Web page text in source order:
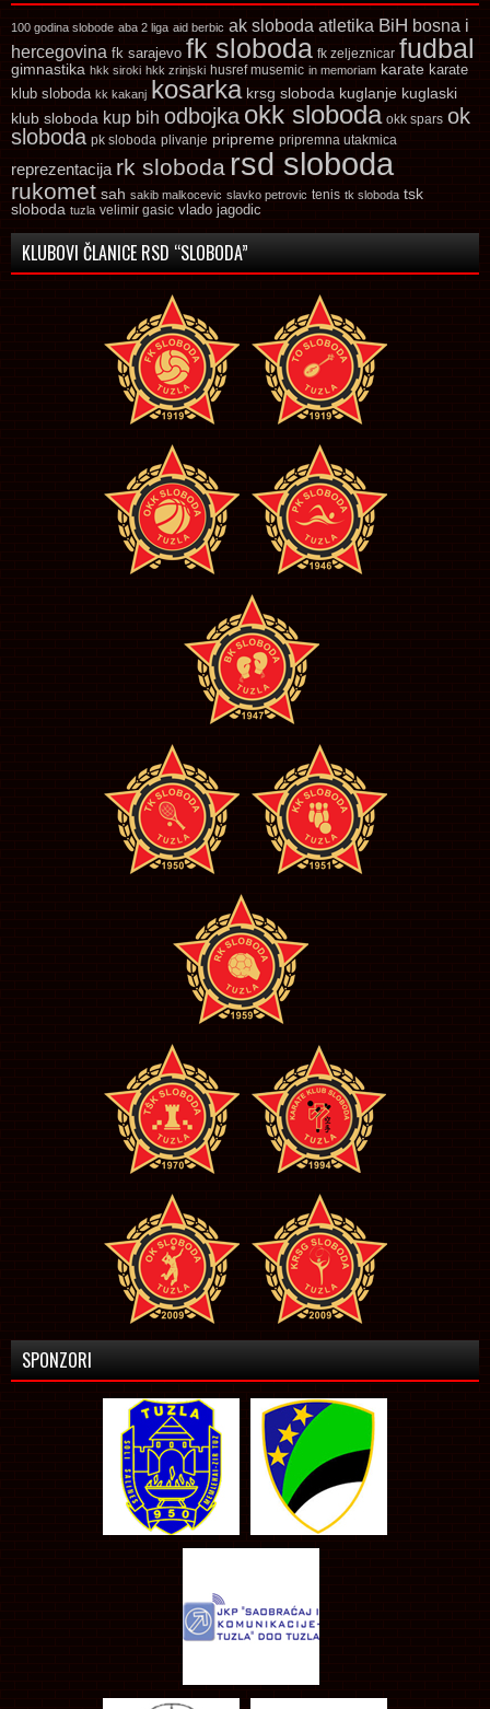
100 godina slobode aba 2 liga aid berbic ak sloboda atletika BiH bosna i
hercegovina fk sarajevo fk sloboda fk zeljeznicar fudbal
gimnastika hkk siroki hkk zrinjski husref musemic in memoriam karate karate
klub sloboda kk kakanj kosarka krsg sloboda kuglanje kuglaski
klub sloboda kup bih odbojka okk sloboda okk spars ok
sloboda pk sloboda plivanje pripreme pripremna utakmica
reprezentacija rk sloboda rsd sloboda
rukomet sah sakib malkocevic slavko petrovic tenis tk sloboda tsk
sloboda tuzla velimir gasic vlado jagodic
KLUBOVI ČLANICE RSD “SLOBODA”
SPONZORI